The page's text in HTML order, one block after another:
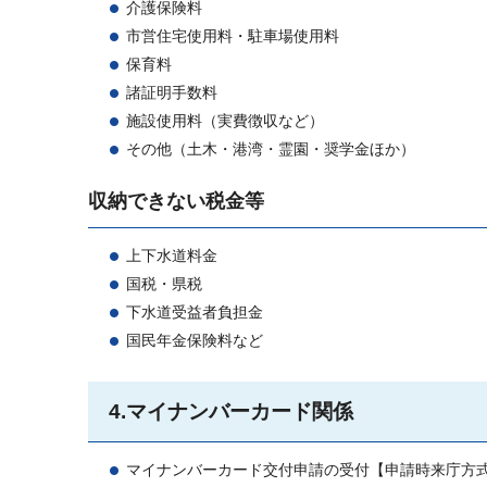
介護保険料
市営住宅使用料・駐車場使用料
保育料
諸証明手数料
施設使用料（実費徴収など）
その他（土木・港湾・霊園・奨学金ほか）
収納できない税金等
上下水道料金
国税・県税
下水道受益者負担金
国民年金保険料など
4.マイナンバーカード関係
マイナンバーカード交付申請の受付【申請時来庁方